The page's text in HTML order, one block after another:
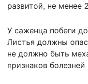
развитой, не менее
У саженца побеги
Листья должны
не должно быть
признаков